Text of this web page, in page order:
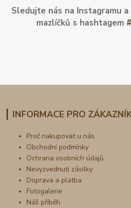
Sledujte nás na Instagramu
mazlíčků s hashtagem
INFORMACE PRO
Proč nakupovat u nás
Obchodní podmínky
Ochrana osobních údajů
Nevyzvednutí zásilky
Doprava a platba
Fotogalerie
Náš příběh